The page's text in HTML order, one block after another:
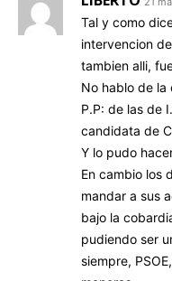
Tal y como
intervencion
tambien alli,
No hablo de la
P.P: de las de
candidata de
Y lo pudo
En cambio los
mandar a sus
bajo la
pudiendo ser
siempre,